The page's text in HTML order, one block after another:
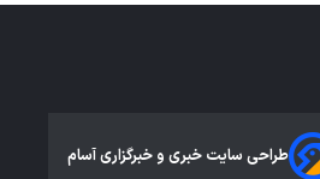
طراحی سایت خبری و خبرگزاری آسام